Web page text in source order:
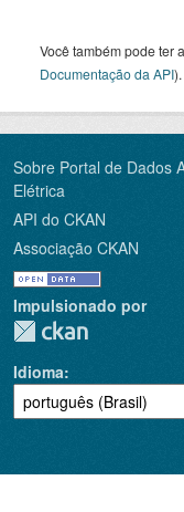
Você também pode ter
Documentação da API).
Sobre Portal de Dados
Elétrica
API do CKAN
Associação CKAN
Impulsionado por
Idioma